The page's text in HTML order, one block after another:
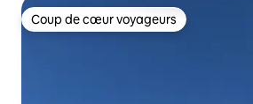
Coup de cœur voyageurs
Coup de cœur voyageurs